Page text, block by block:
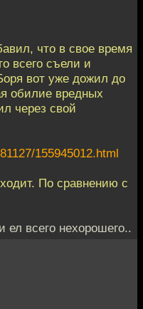
что в свое время
всего съели и
вот уже дожил до
обилие вредных
через свой
155945012.html
По сравнению с
ел всего нехорошего..